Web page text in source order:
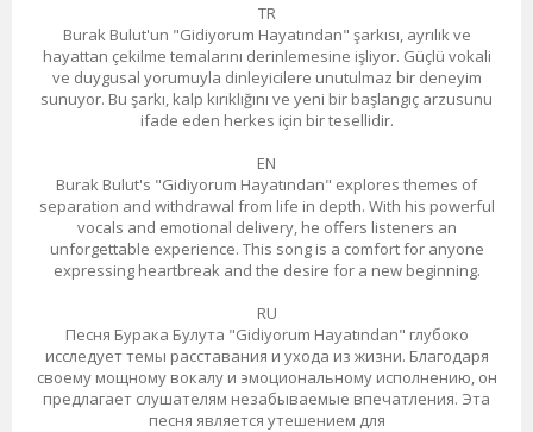
TR
Burak Bulut'un "Gidiyorum Hayatından" şarkısı, ayrılık ve
hayattan çekilme temalarını derinlemesine işliyor. Güçlü vokali
ve duygusal yorumuyla dinleyicilere unutulmaz bir deneyim
sunuyor. Bu şarkı, kalp kırıklığını ve yeni bir başlangıç arzusunu
ifade eden herkes için bir tesellidir.
EN
Burak Bulut's "Gidiyorum Hayatından" explores themes of
separation and withdrawal from life in depth. With his powerful
vocals and emotional delivery, he offers listeners an
unforgettable experience. This song is a comfort for anyone
expressing heartbreak and the desire for a new beginning.
RU
Песня Бурака Булута "Gidiyorum Hayatından" глубоко
исследует темы расставания и ухода из жизни. Благодаря
своему мощному вокалу и эмоциональному исполнению, он
предлагает слушателям незабываемые впечатления. Эта
песня является утешением для